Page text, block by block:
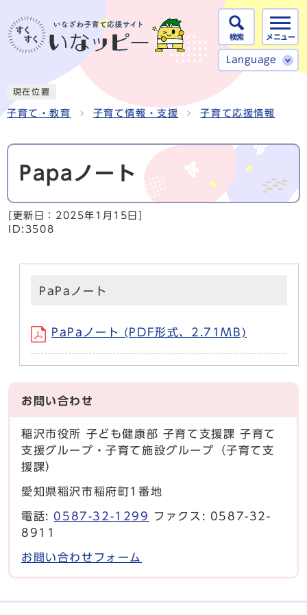
検索 メニュー
Language
現在位置
子育て・教育 子育て情報・支援 子育て応援情報
Papaノート
[更新日： 2025年1月15日
ID:3508
PaPaノート
PaPaノート (PDF形式、2.71MB)
お問い合わせ
稲沢市役所 子ども健康部 子育て支援課 子育て
支援グループ・子育て施設グループ（子育て支
援課）
愛知県稲沢市稲府町1番地
電話: 0587-32-1299
ファクス: 0587-32-
8911
お問い合わせフォーム